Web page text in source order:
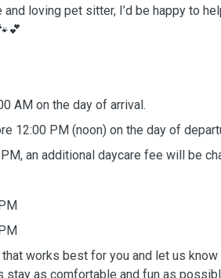
loving pet sitter, I’d be happy to
AM on the day of arrival.
12:00 PM (noon) on the day of
an additional daycare fee will be
works best for you and let us know
stay as comfortable and fun as